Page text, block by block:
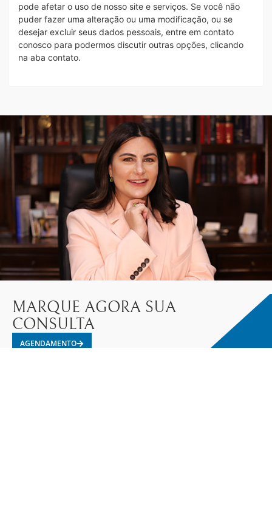
pode afetar o uso de nosso site e serviços. Se você não
puder fazer uma alteração ou uma modificação, ou se
desejar excluir seus dados pessoais, entre em contato
conosco para podermos discutir outras opções, clicando
na aba contato.
MARQUE AGORA SUA
CONSULTA
AGENDAMENTO